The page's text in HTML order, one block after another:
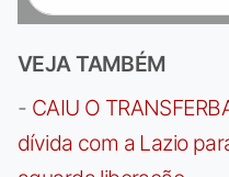
VEJA TAMBÉM
- CAIU O
dívida com a Lazio